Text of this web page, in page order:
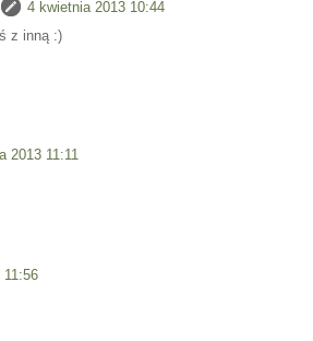
4 kwietnia 2013 10:44
z inną :)
2013 11:11
11:56